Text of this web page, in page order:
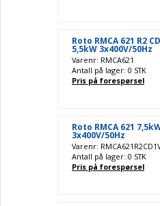
Roto RMCA 621 R2
5,5kW 3x400V/50Hz
Varenr: RMCA621
Antall på lager: 0 STK
Pris på forespørsel
Roto RMCA 621
3x400V/50Hz
Varenr:
Antall på lager: 0 STK
Pris på forespørsel